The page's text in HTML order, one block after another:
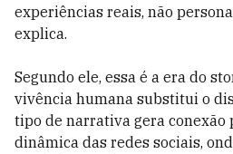
experiências reais, não
explica.
Segundo ele, essa é a era do
vivência humana substitui o
tipo de narrativa gera conexão
dinâmica das redes sociais,